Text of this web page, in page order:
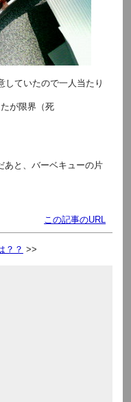
していたので一人当たり
が限界（死
あと、バーベキューの片
この記事のURL
？？